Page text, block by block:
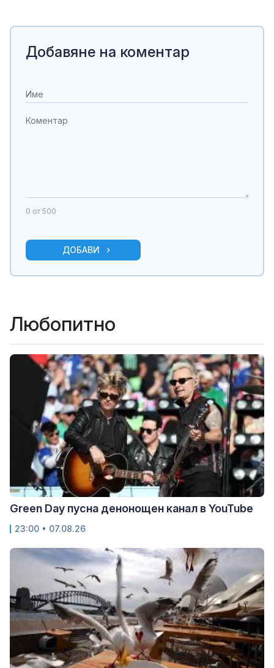
Добавяне на коментар
0 от 500
ДОБАВИ
Любопитно
Green Day пусна денонощен канал в YouTube
23:00 • 07.08.26